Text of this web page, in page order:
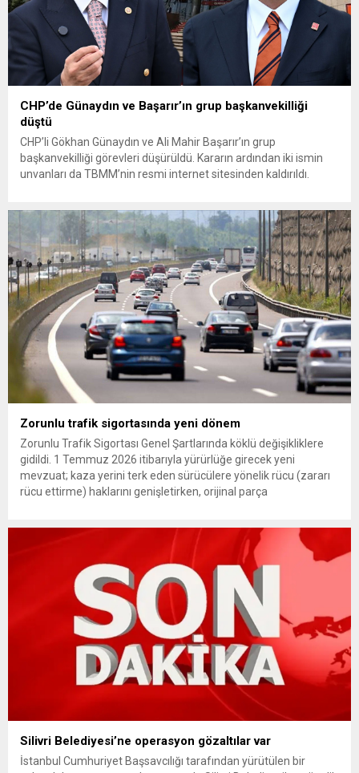
CHP’de Günaydın ve Başarır’ın grup başkanvekilliği
düştü
CHP’li Gökhan Günaydın ve Ali Mahir Başarır’ın grup
başkanvekilliği görevleri düşürüldü. Kararın ardından iki ismin
unvanları da TBMM’nin resmi internet sitesinden kaldırıldı.
çıkarma cezası uygulanmak üzere Yüksek Disiplin Kurulu’na
(YDK) sevk edilen ve partideki tüm görevlerinden...
Zorunlu trafik sigortasında yeni dönem
Zorunlu Trafik Sigortası Genel Şartlarında köklü değişikliklere
gidildi. 1 Temmuz 2026 itibarıyla yürürlüğe girecek yeni
mevzuat; kaza yerini terk eden sürücülere yönelik rücu (zararı
rücu ettirme) haklarını genişletirken, orijinal parça
getiriyor. Hazine Müsteşarlığına bağlı ilgili kurumlarca...
Silivri Belediyesi’ne operasyon gözaltılar var
İstanbul Cumhuriyet Başsavcılığı tarafından yürütülen bir